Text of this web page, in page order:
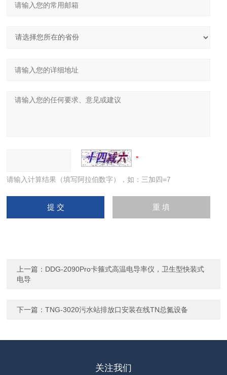
请输入计算结果（填写阿拉伯数字），如：三加四=7
上一篇： DDG-2090Pro卡箍式高温电导率仪，卫生型快装式
电导
下一篇：TNG-3020污水站排放口安装在线TN总氮设备
关注我们